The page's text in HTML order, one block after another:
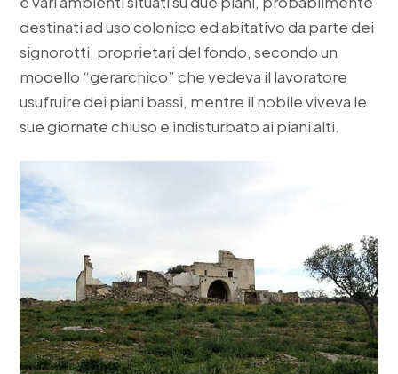
destinati ad uso colonico ed abitativo da parte dei
signorotti, proprietari del fondo, secondo un
modello “gerarchico” che vedeva il lavoratore
usufruire dei piani bassi, mentre il nobile viveva le
sue giornate chiuso e indisturbato ai piani alti.